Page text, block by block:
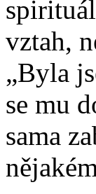
vztah,
„Byla
se mu
sama